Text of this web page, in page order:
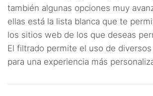
también algunas opciones muy
ellas está la lista blanca que te
los sitios web de los que deseas
El filtrado permite el uso de
para una experiencia más